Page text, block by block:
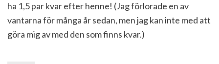
ha 1,5 par kvar efter henne! (Jag förlorade en av
vantarna för många år sedan, men jag kan inte med att
göra mig av med den som finns kvar.)